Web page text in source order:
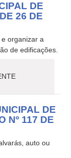
DE
26 DE
organizar a
de edificações.
DE
Nº 117 DE
auto ou